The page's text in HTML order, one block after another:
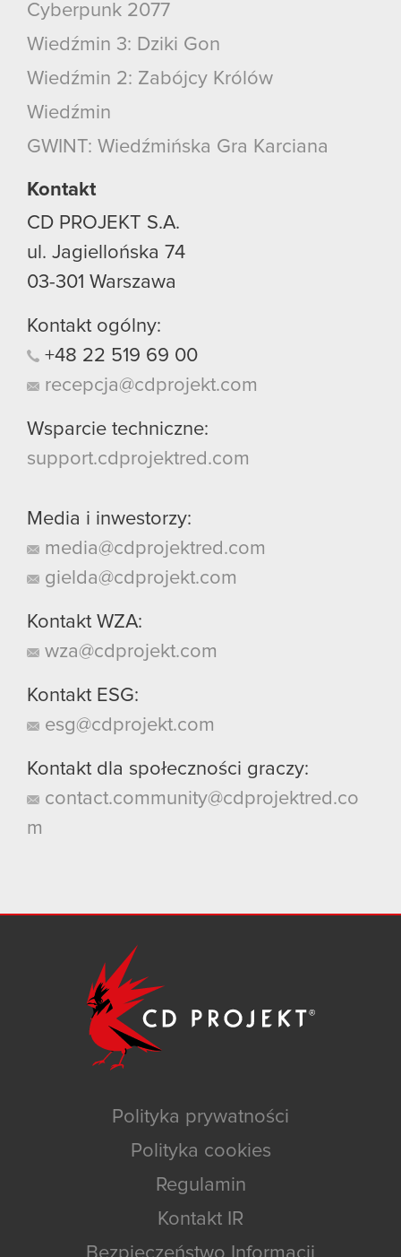
Cyberpunk 2077
Wiedźmin 3: Dziki Gon
Wiedźmin 2: Zabójcy Królów
Wiedźmin
GWINT: Wiedźmińska Gra Karciana
Kontakt
CD PROJEKT S.A.
ul. Jagiellońska 74
03-301 Warszawa
Kontakt ogólny:
+48 22 519 69 00
recepcja@cdprojekt.com
Wsparcie techniczne:
support.cdprojektred.com
Media i inwestorzy:
media@cdprojektred.com
gielda@cdprojekt.com
Kontakt WZA:
wza@cdprojekt.com
Kontakt ESG:
esg@cdprojekt.com
Kontakt dla społeczności graczy:
contact.community@cdprojektred.co
m
Polityka prywatności
Polityka cookies
Regulamin
Kontakt IR